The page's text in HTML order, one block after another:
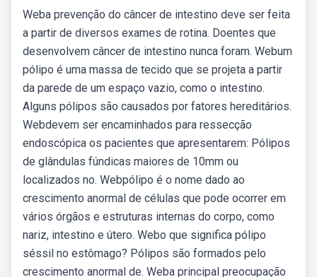
Weba prevenção do câncer de intestino deve ser feita
a partir de diversos exames de rotina. Doentes que
desenvolvem câncer de intestino nunca foram. Webum
pólipo é uma massa de tecido que se projeta a partir
da parede de um espaço vazio, como o intestino.
Alguns pólipos são causados por fatores hereditários.
Webdevem ser encaminhados para ressecção
endoscópica os pacientes que apresentarem: Pólipos
de glândulas fúndicas maiores de 10mm ou
localizados no. Webpólipo é o nome dado ao
crescimento anormal de células que pode ocorrer em
vários órgãos e estruturas internas do corpo, como
nariz, intestino e útero. Webo que significa pólipo
séssil no estômago? Pólipos são formados pelo
crescimento anormal de. Weba principal preocupação